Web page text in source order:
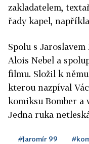
zakladatelem,
řady kapel,
Spolu s
Alois Nebel a
filmu. Složil k
kterou nazpíval
komiksu Bomber
Jedna ruka
#Jaromír 99